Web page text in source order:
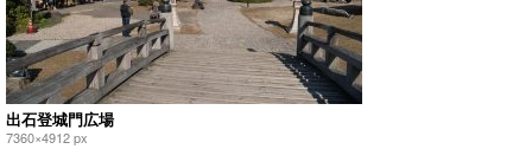
出石登城門広場
7360×4912 px